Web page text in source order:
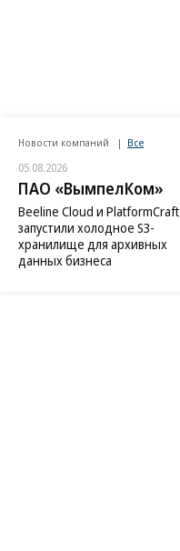
Новости компаний Все
05.08.2026
ПАО «ВымпелКом»
Beeline Cloud и PlatformCraft
запустили холодное S3-
хранилище для архивных
данных бизнеса